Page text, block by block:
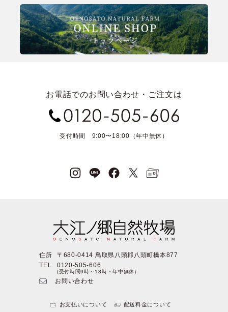
お電話でのお問い合わせ・ご注文は
受付時間 9:00〜18:00（年中無休）
住所
〒680-0414 鳥取県八頭郡八頭町橋本877
TEL
0120-505-606
(受付時間9時～18時・年中無休)
お問い合わせ
お支払いについて 配送料金について